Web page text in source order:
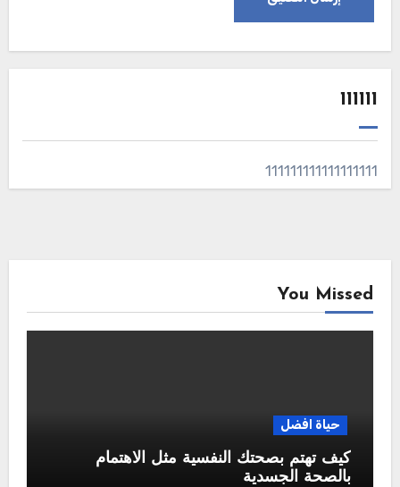
111111
111111111111111111
You Missed
حياة افضل
كيف تهتم بصحتك النفسية مثل الاهتمام
بالصحة الجسدية